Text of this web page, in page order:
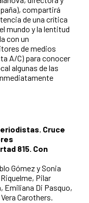
compartirá
de una crítica
mundo y la lentitud
con un
de medios
A/C) para conocer
algunas de las
Cruce
815. Con
Gómez y Sonia
Pilar
Emiliana Di Pasquo,
Carothers.